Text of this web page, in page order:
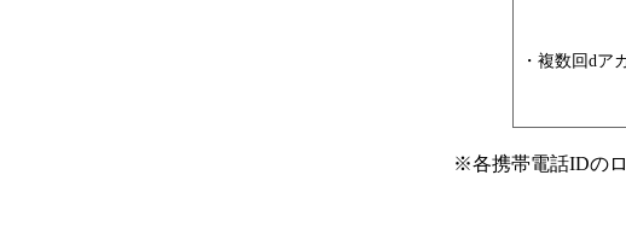
・複数回dア
※各携帯電話IDの